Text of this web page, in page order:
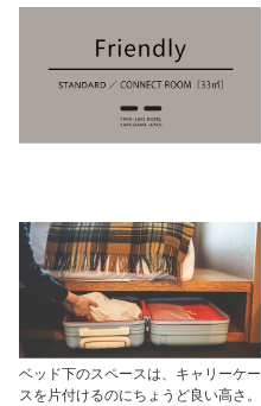
ベッド下のスペースは、キャリーケー
スを片付けるのにちょうど良い高さ。